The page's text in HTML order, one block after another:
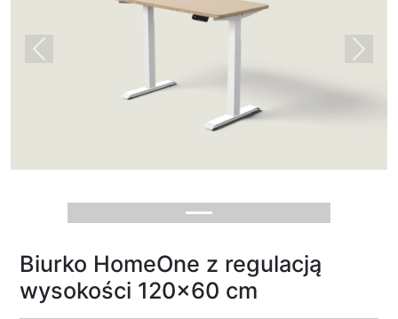
Previous Next
Biurko HomeOne z regulacją
wysokości 120x60 cm